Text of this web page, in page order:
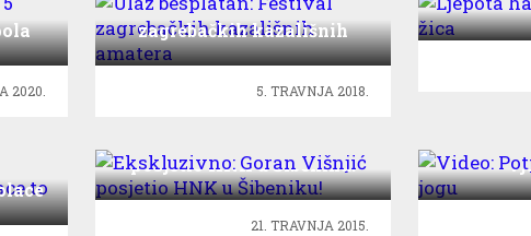
5
2020.
Ulaz besplatan: Festival
zagrebačkih kazališnih
amatera
5. TRAVNJA 2018.
posjetio HNK u Šibeniku!
21. TRAVNJA 2015.